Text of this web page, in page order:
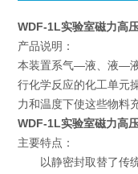
WDF-1L实验室磁力高
产品说明：
本装置系气—液、液—
行化学反应的化工单元
力和温度下使这些物料
WDF-1L实验室磁力高
主要特点：
以静密封取替了传统